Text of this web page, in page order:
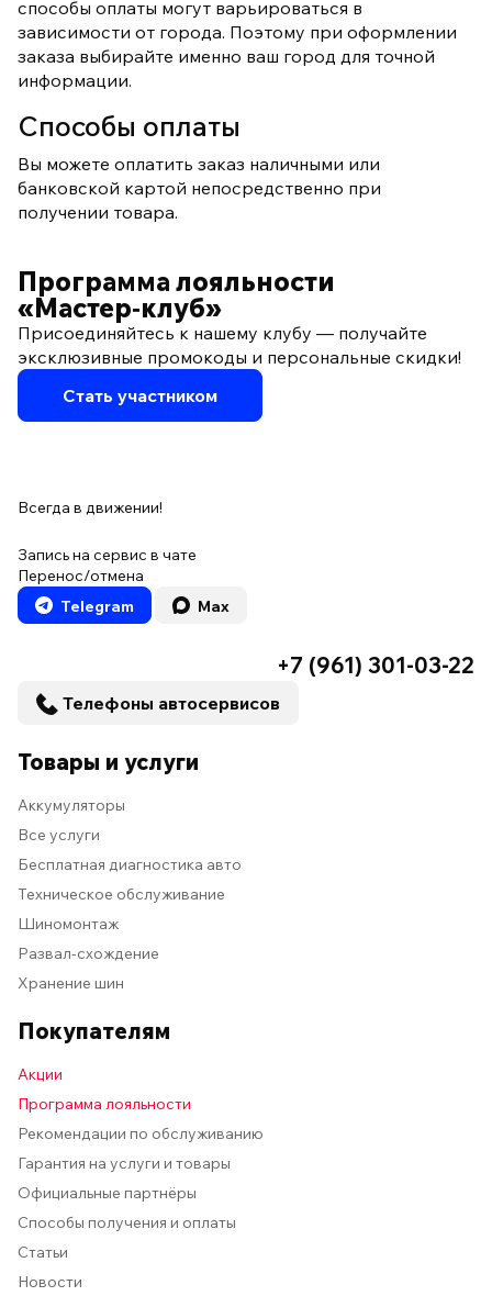
способы оплаты могут варьироваться в
зависимости от города. Поэтому при оформлении
заказа выбирайте именно ваш город для точной
информации.
Способы оплаты
Вы можете оплатить заказ наличными или
банковской картой непосредственно при
получении товара.
Программа лояльности
«Мастер‑клуб»
Присоединяйтесь к нашему клубу — получайте
эксклюзивные промокоды и персональные скидки!
Стать участником
Всегда в движении!
Запись на сервис в чате
Перенос/отмена
Telegram
Max
+7 (961) 301-03-22
Телефоны автосервисов
Товары и услуги
Аккумуляторы
Все услуги
Бесплатная диагностика авто
Техническое обслуживание
Шиномонтаж
Развал-схождение
Хранение шин
Покупателям
Акции
Программа лояльности
Рекомендации по обслуживанию
Гарантия на услуги и товары
Официальные партнёры
Способы получения и оплаты
Статьи
Новости